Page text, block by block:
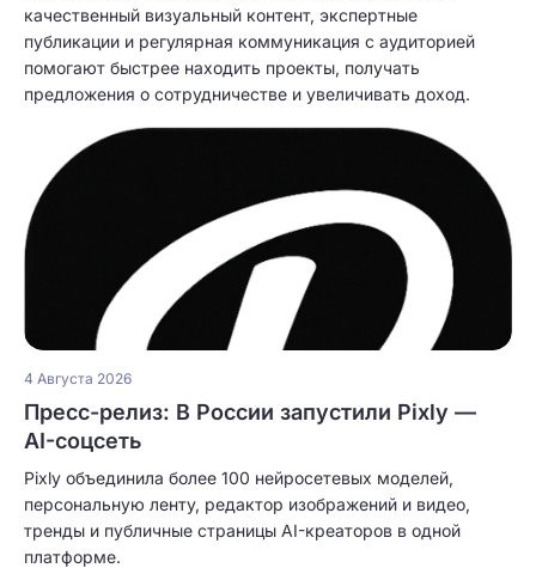
качественный визуальный контент, экспертные
публикации и регулярная коммуникация с аудиторией
помогают быстрее находить проекты, получать
предложения о сотрудничестве и увеличивать доход.
4 Августа 2026
Пресс-релиз: В России запустили Pixly —
AI-соцсеть
Pixly объединила более 100 нейросетевых моделей,
персональную ленту, редактор изображений и видео,
тренды и публичные страницы AI-креаторов в одной
платформе.